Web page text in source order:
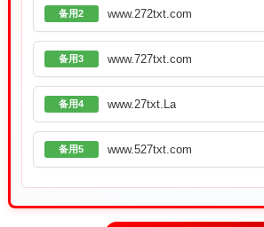
备用2 www.272txt.com
备用3 www.727txt.com
备用4 www.27txt.La
备用5 www.527txt.com